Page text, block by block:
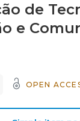
de
e
OPEN